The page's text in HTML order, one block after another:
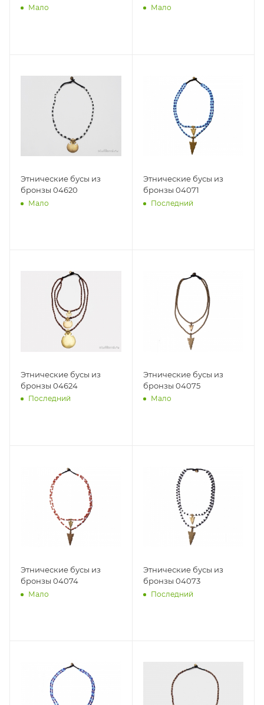
Мало Мало
Этнические бусы из
бронзы 04620
Мало
Этнические бусы из
бронзы 04071
Последний
Этнические бусы из
бронзы 04624
Последний
Этнические бусы из
бронзы 04075
Мало
Этнические бусы из
бронзы 04074
Мало
Этнические бусы из
бронзы 04073
Последний